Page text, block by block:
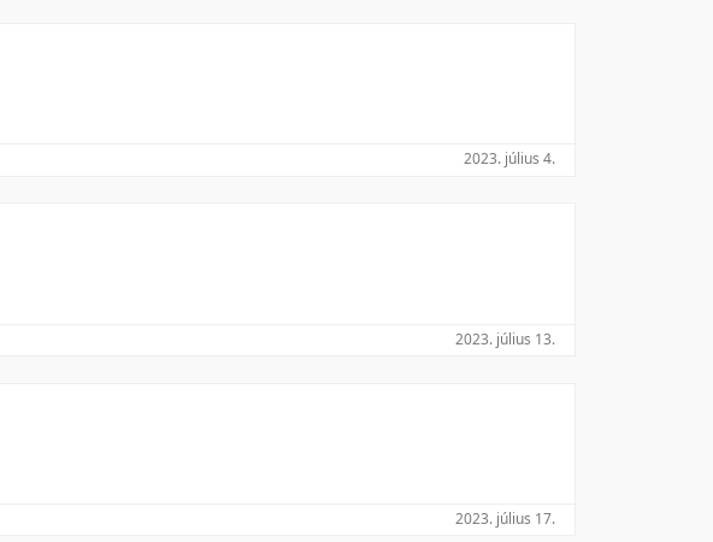
2023. július 4.
2023. július 13.
2023. július 17.